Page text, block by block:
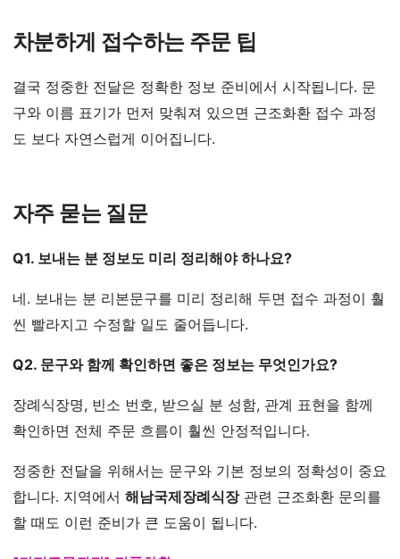
차분하게 접수하는 주문 팁
결국 정중한 전달은 정확한 정보 준비에서 시작됩니다. 문
구와 이름 표기가 먼저 맞춰져 있으면 근조화환 접수 과정
도 보다 자연스럽게 이어집니다.
자주 묻는 질문
Q1. 보내는 분 정보도 미리 정리해야 하나요?
네. 보내는 분 리본문구를 미리 정리해 두면 접수 과정이 훨
씬 빨라지고 수정할 일도 줄어듭니다.
Q2. 문구와 함께 확인하면 좋은 정보는 무엇인가요?
장례식장명, 빈소 번호, 받으실 분 성함, 관계 표현을 함께
확인하면 전체 주문 흐름이 훨씬 안정적입니다.
정중한 전달을 위해서는 문구와 기본 정보의 정확성이 중요
합니다. 지역에서 해남국제장례식장관련 근조화환 문의를
할 때도 이런 준비가 큰 도움이 됩니다.